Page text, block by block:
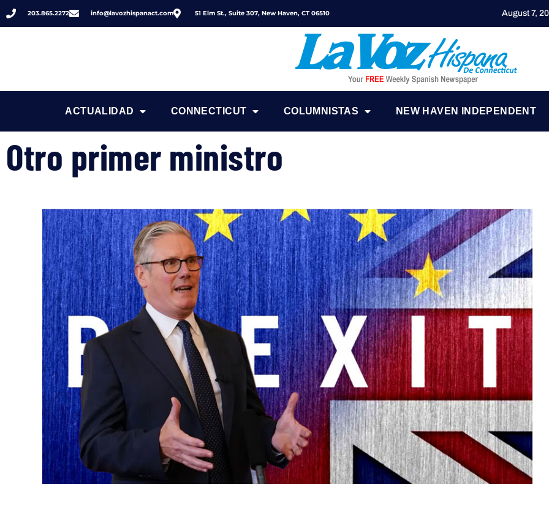
203.865.2272 info@lavozhispanact.com 51 Elm St., Suite 307, New Haven, CT 06510 August 7,
ACTUALIDAD CONNECTICUT COLUMNISTAS NEW HAVEN INDEPENDENT
Otro primer ministro